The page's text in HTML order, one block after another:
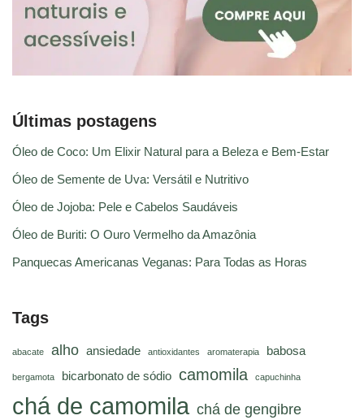
Últimas postagens
Óleo de Coco: Um Elixir Natural para a Beleza e Bem-Estar
Óleo de Semente de Uva: Versátil e Nutritivo
Óleo de Jojoba: Pele e Cabelos Saudáveis
Óleo de Buriti: O Ouro Vermelho da Amazônia
Panquecas Americanas Veganas: Para Todas as Horas
Tags
abacate alho ansiedade antioxidantes aromaterapia babosa
bergamota bicarbonato de sódio camomila capuchinha
chá de camomila chá de gengibre